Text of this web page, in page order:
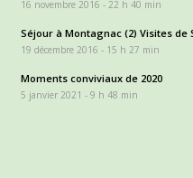
16 novembre 2016 - 22 h 40 min
Séjour à Montagnac (2) Visites de
19 décembre 2016 - 15 h 27 min
Moments conviviaux de 2020
5 janvier 2021 - 9 h 48 min